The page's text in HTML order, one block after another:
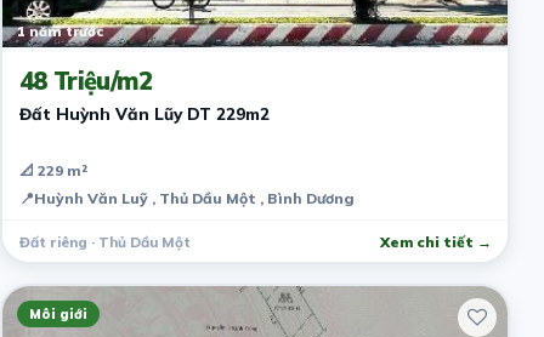
1 năm trước
48 Triệu/m2
Đất Huỳnh Văn Lũy DT 229m2
📐 229 m²
📍Huỳnh Văn Luỹ , Thủ Dầu Một , Bình Dương
Đất riêng · Thủ Dầu Một Xem chi tiết →
Môi giới